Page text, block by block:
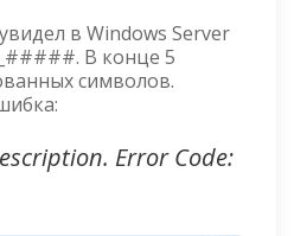
в Windows Server
В конце 5
символов.
Error Code: